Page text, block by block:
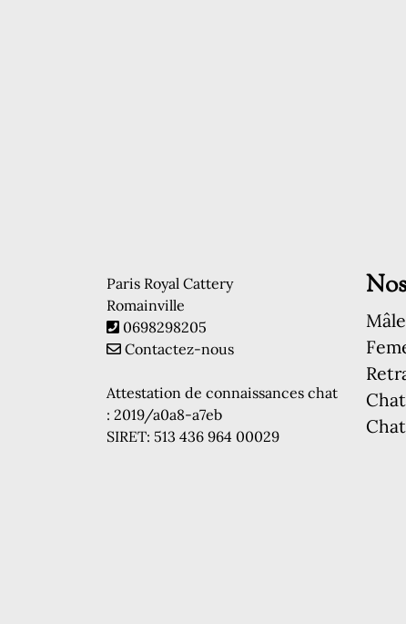
Paris Royal Cattery
Romainville
0698298205
Contactez-nous
Attestation de connaissances chat
: 2019/a0a8-a7eb
SIRET: 513 436 964 00029